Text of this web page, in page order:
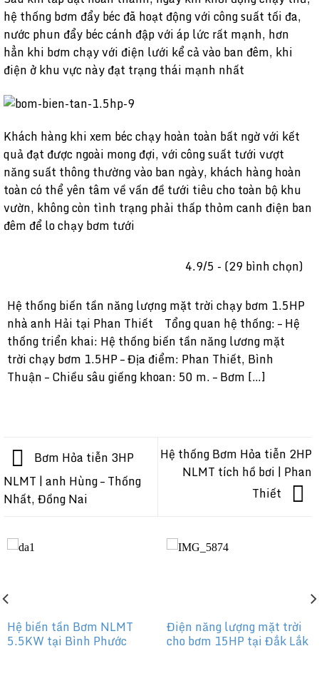
hệ thống bơm đẩy béc đã hoạt động với công suất tối đa,
nước phun đẩy béc cánh đập với áp lức rất mạnh, hơn
hẳn khi bơm chạy với điện lưới kể cả vào ban đêm, khi
điện ở khu vực này đạt trạng thái mạnh nhất
Khách hàng khi xem béc chạy hoàn toàn bất ngờ với kết
quả đạt được ngoài mong đợi, với công suất tưới vượt
năng suất thông thường vào ban ngày, khách hàng hoàn
toàn có thể yên tâm về vấn đề tưới tiêu cho toàn bộ khu
vườn, không còn tình trạng phải thấp thỏm canh điện ban
đêm để lo chạy bơm tưới
4.9/5 - (29 bình chọn)
Hệ thống biến tần năng lượng mặt trời chạy bơm 1.5HP
nhà anh Hải tại Phan Thiết Tổng quan hệ thống: – Hệ
thống triển khai: Hệ thống biến tần năng lương mặt
trời chạy bơm 1.5HP – Địa điểm: Phan Thiết, Bình
Thuận – Chiều sâu giếng khoan: 50 m. – Bơm […]
Bơm Hỏa tiễn 3HP
NLMT | anh Hùng – Thống
Nhất, Đồng Nai
Hệ thống Bơm Hỏa tiễn 2HP
NLMT tích hồ bơi | Phan
Thiết
Hệ biến tần Bơm NLMT
5.5KW tại Bình Phước
Điện năng lượng mặt trời
cho bơm 15HP tại Đắk Lắk